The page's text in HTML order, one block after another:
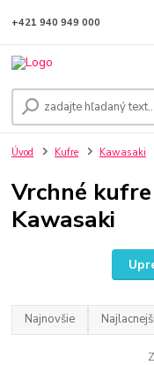
+421 940 949 000
Úvod Kufre Kawasaki
Vrchné
Kawasaki
Najnovšie